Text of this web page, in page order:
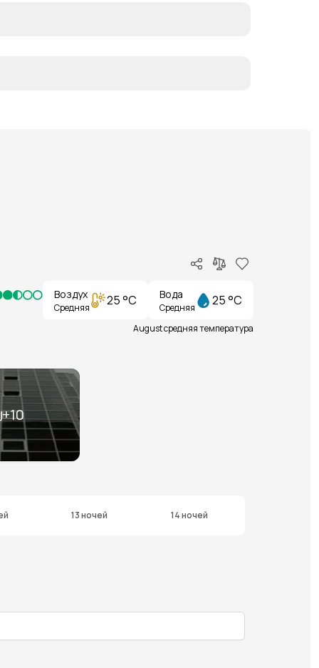
Воздух
Средняя 25 °C Вода
Средняя 25 °C
August средняя температура
+10
13 ночей 14 ночей